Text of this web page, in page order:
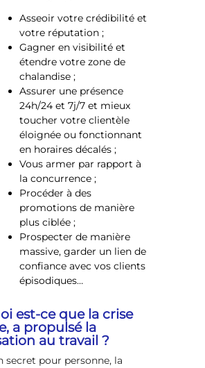
Asseoir votre crédibilité et
votre réputation ;
Gagner en visibilité et
étendre votre zone de
chalandise ;
Assurer une présence
24h/24 et 7j/7 et mieux
toucher votre clientèle
éloignée ou fonctionnant
en horaires décalés ;
Vous armer par rapport à
la concurrence ;
Procéder à des
promotions de manière
plus ciblée ;
Prospecter de manière
massive, garder un lien de
confiance avec vos clients
épisodiques…
est-ce que la crise
a propulsé la
au travail ?
secret pour personne, la